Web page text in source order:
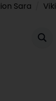
Sara